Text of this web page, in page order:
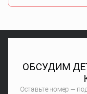
ОБСУДИМ
Оставьте номер —